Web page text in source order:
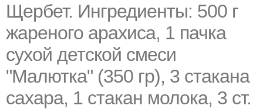
Щербет. Ингредиенты: 500 г
жареного арахиса, 1 пачка
сухой детской смеси
"Малютка" (350 гр), 3 стакана
сахара, 1 стакан молока, 3 ст.